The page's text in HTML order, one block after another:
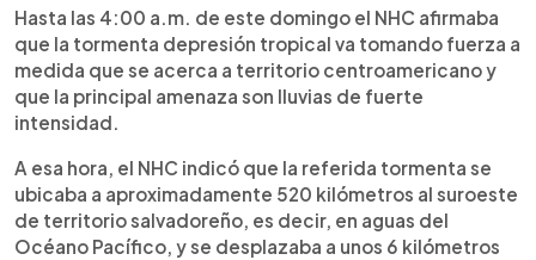
Hasta las 4:00 a.m. de este domingo el NHC afirmaba
que la tormenta depresión tropical va tomando fuerza a
medida que se acerca a territorio centroamericano y
que la principal amenaza son lluvias de fuerte
intensidad.
A esa hora, el NHC indicó que la referida tormenta se
ubicaba a aproximadamente 520 kilómetros al suroeste
de territorio salvadoreño, es decir, en aguas del
Océano Pacífico, y se desplazaba a unos 6 kilómetros